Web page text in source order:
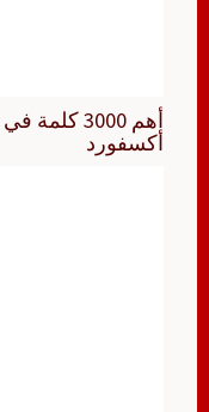
أهم 3000
أكسفورد